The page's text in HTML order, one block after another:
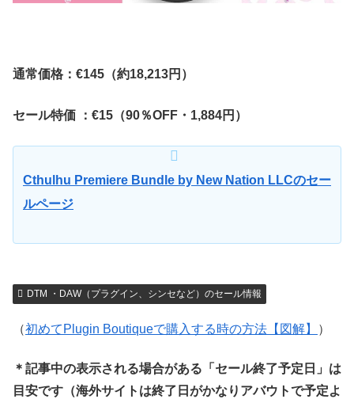
通常価格：€145（約18,213円）
セール特価 ：€15（90％OFF・1,884円）
Cthulhu Premiere Bundle by New Nation LLCのセー
ルページ
DTM ・DAW（プラグイン、シンセなど）のセール情報
（初めてPlugin Boutiqueで購入する時の方法【図解】 ）
＊記事中の表示される場合がある「セール終了予定日」は
目安です（海外サイトは終了日がかなりアバウトで予定よ